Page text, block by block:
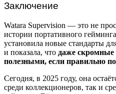
Заключение
Watara Supervision — это не
истории портативного
установила новые стандарты
и показала, что даже скромные
полезными, если правильно
Сегодня, в 2025 году, она
среди коллекционеров, так и